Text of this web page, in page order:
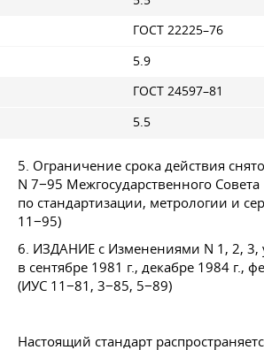
ГОСТ 22225–76
5.9
ГОСТ 24597–81
5.5
5. Ограничение срока действия
N 7−95 Межгосударственного Совета
по стандартизации, метрологии и
11−95)
6. ИЗДАНИЕ с Изменениями N 1, 2,
в сентябре 1981 г., декабре 1984 г.,
(ИУС 11−81, 3−85, 5−89)
Настоящий стандарт